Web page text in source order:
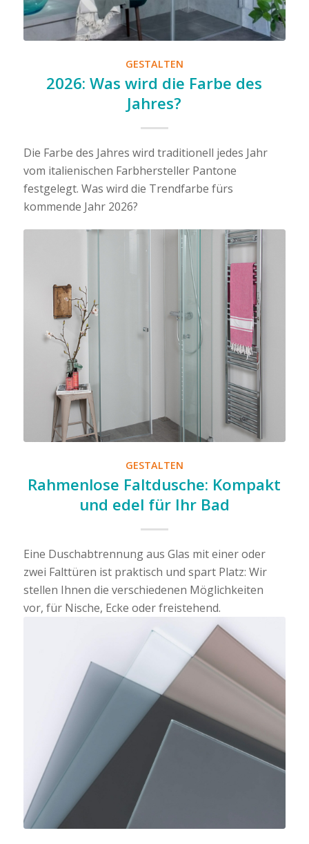
GESTALTEN
2026: Was wird die Farbe des
Jahres?
Die Farbe des Jahres wird traditionell jedes Jahr
vom italienischen Farbhersteller Pantone
festgelegt. Was wird die Trendfarbe fürs
kommende Jahr 2026?
GESTALTEN
Rahmenlose Faltdusche: Kompakt
und edel für Ihr Bad
Eine Duschabtrennung aus Glas mit einer oder
zwei Falttüren ist praktisch und spart Platz: Wir
stellen Ihnen die verschiedenen Möglichkeiten
vor, für Nische, Ecke oder freistehend.